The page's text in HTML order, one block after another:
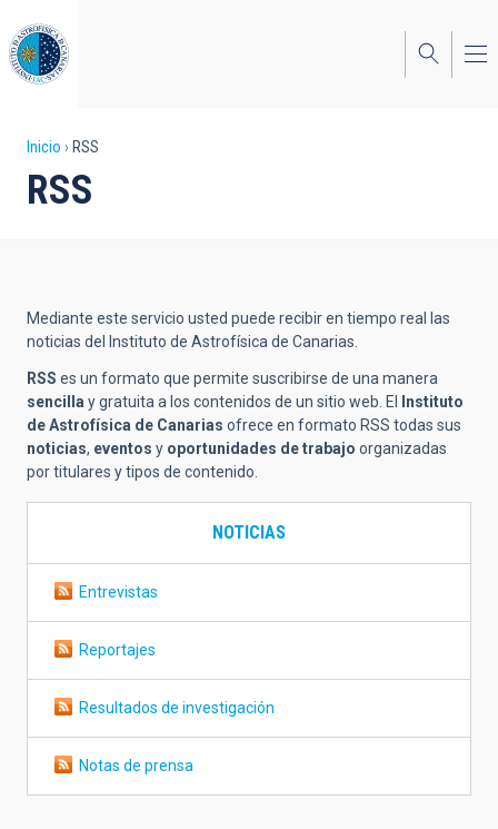
al
contenido
principal
Sobrescribir
enlaces
a
la
navegación
Inicio RSS
RSS
Mediante este servicio usted puede recibir en tiempo real las
noticias del Instituto de Astrofísica de Canarias.
RSS es un formato que permite suscribirse de una manera
sencilla y gratuita a los contenidos de un sitio web. El
Instituto
de Astrofísica de Canarias ofrece en formato RSS todas sus
noticias, eventos y oportunidades de trabajo organizadas
por titulares y tipos de contenido.
NOTICIAS
Entrevistas
Reportajes
Resultados de investigación
Notas de prensa